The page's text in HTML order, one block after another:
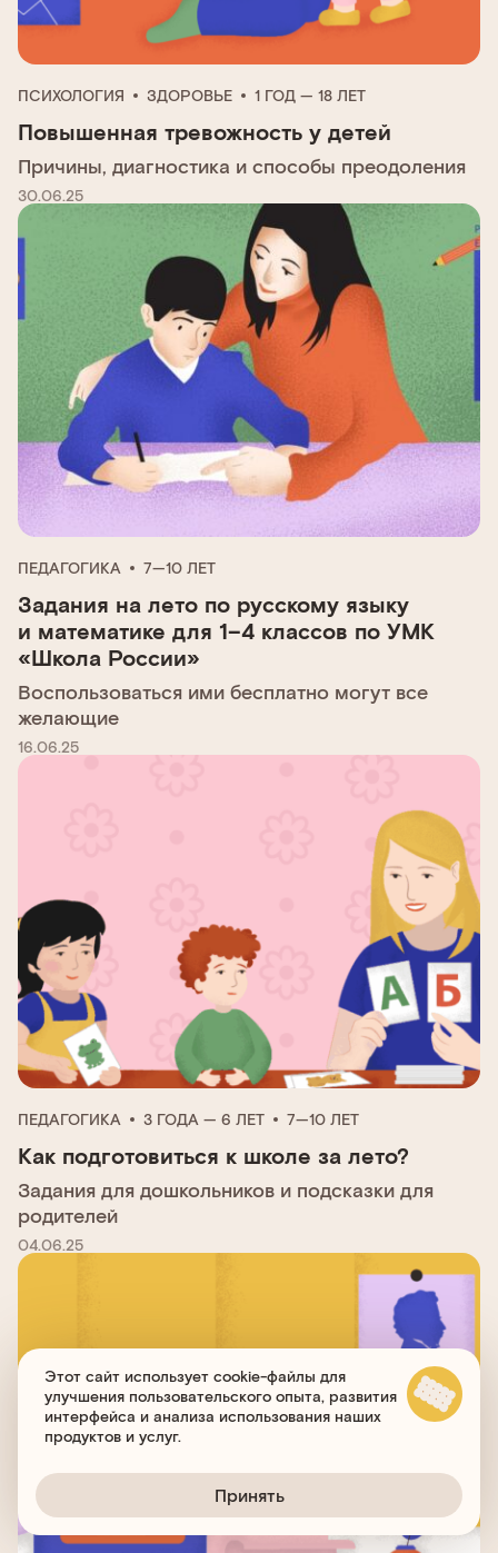
ПСИХОЛОГИЯ ЗДОРОВЬЕ 1 ГОД — 18 ЛЕТ
Повышенная тревожность у детей
Причины, диагностика и способы преодоления
30.06.25
ПЕДАГОГИКА 7—10 ЛЕТ
Задания на лето по русскому языку
и математике для 1–4 классов по УМК
«Школа России»
Воспользоваться ими бесплатно могут все
желающие
16.06.25
ПЕДАГОГИКА 3 ГОДА — 6 ЛЕТ 7—10 ЛЕТ
Как подготовиться к школе за лето?
Задания для дошкольников и подсказки для
родителей
04.06.25
Этот сайт использует cookie-файлы для
улучшения пользовательского опыта, развития
интерфейса и анализа использования наших
продуктов и услуг.
Принять